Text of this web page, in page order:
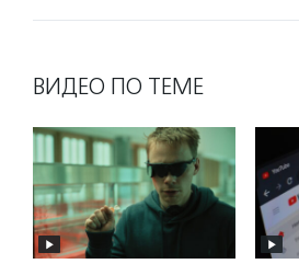
ВИДЕО ПО ТЕМЕ